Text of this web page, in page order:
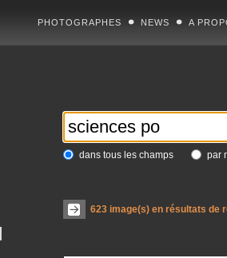
PHOTOGRAPHES NEWS A
dans tous les champs par
623image(s) en résultats de